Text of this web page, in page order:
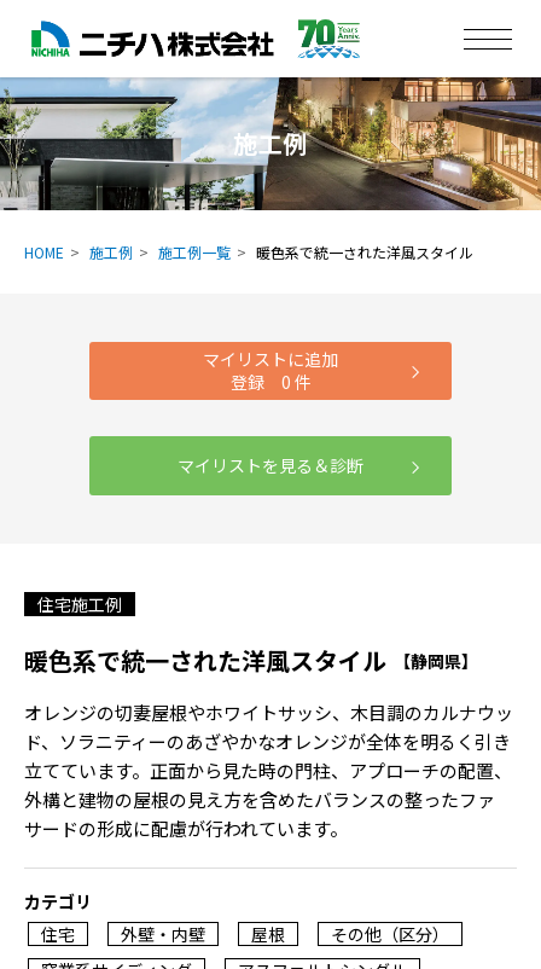
施工例
HOME 施工例 施工例一覧 暖色系で統一された洋風スタイル
マイリストに追加
登録 0 件
マイリストを見る＆診断
住宅施工例
暖色系で統一された洋風スタイル 【静岡県】
オレンジの切妻屋根やホワイトサッシ、木目調のカルナウッ
ド、ソラニティーのあざやかなオレンジが全体を明るく引き
立てています。正面から見た時の門柱、アプローチの配置、
外構と建物の屋根の見え方を含めたバランスの整ったファ
サードの形成に配慮が行われています。
カテゴリ
住宅
外壁・内壁 屋根
その他（区分）